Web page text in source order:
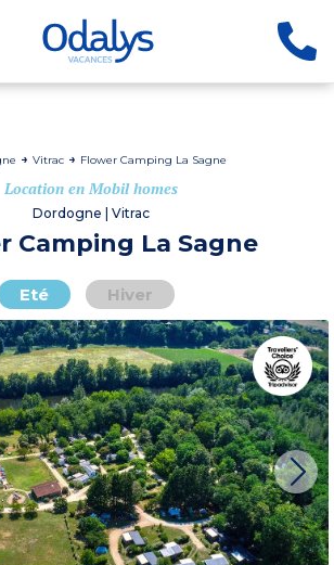
Vitrac Flower Camping La Sagne
Location en Mobil homes
Dordogne | Vitrac
Camping La Sagne
Eté Hiver